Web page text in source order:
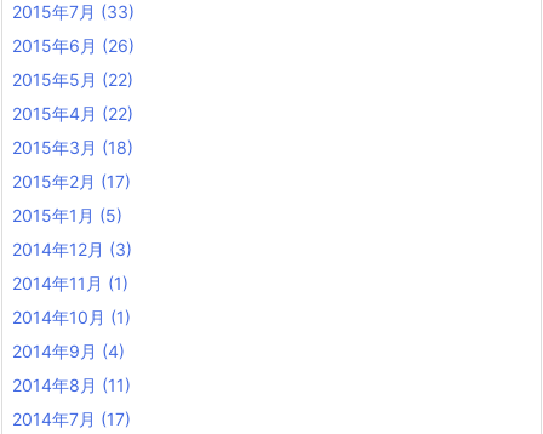
2015年7月 (33)
2015年6月 (26)
2015年5月 (22)
2015年4月 (22)
2015年3月 (18)
2015年2月 (17)
2015年1月 (5)
2014年12月 (3)
2014年11月 (1)
2014年10月 (1)
2014年9月 (4)
2014年8月 (11)
2014年7月 (17)